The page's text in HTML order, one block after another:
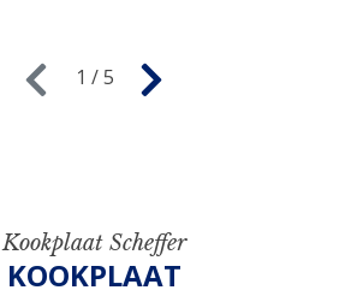
1 / 5
Kookplaat Scheffer
KOOKPLAAT